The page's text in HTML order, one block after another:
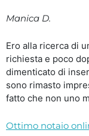
Manica D.
Ero alla ricerca di
richiesta e poco
dimenticato di
sono rimasto
fatto che non uno
Ottimo notaio